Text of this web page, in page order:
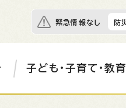
緊急情報なし 防
子ども・子育て・教育